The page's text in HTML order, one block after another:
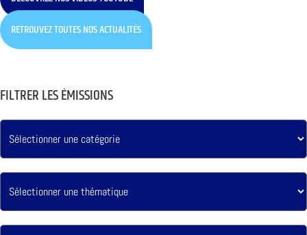
RETROUVEZ TOUTES NOS ACTUALITÉS
FILTRER LES ÉMISSIONS